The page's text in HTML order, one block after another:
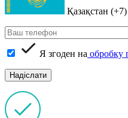
Қазақстан (+7)
Я згоден на обробку